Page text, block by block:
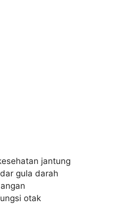
jantung
gula darah
otak